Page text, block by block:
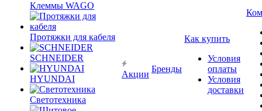
Клеммы WAGO
Протяжки для кабеля
SCHNEIDER
HYUNDAI
Светотехника
Акции
Бренды
Как купить
Условия
оплаты
Условия
доставки